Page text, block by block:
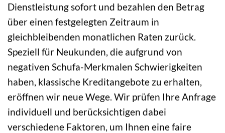
Dienstleistung sofort und bezahlen den Betrag
über einen festgelegten Zeitraum in
gleichbleibenden monatlichen Raten zurück.
Speziell für Neukunden, die aufgrund von
negativen Schufa-Merkmalen Schwierigkeiten
haben, klassische Kreditangebote zu erhalten,
eröffnen wir neue Wege. Wir prüfen Ihre Anfrage
individuell und berücksichtigen dabei
verschiedene Faktoren, um Ihnen eine faire